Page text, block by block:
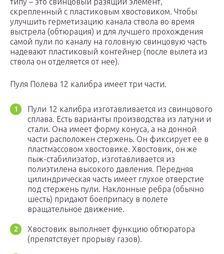
скрепленный с пластиковым хвостовиком. Чтобы
улучшить герметизацию канала ствола во время
выстрела (обтюрация) и для лучшего прохождения
самой пули по каналу на головную свинцовую часть
надевают пластиковый контейнер (после вылета из
ствола он отделяется от нее).
Пуля Полева 12 калибра имеет три части.
Пули 12 калибра изготавливается из свинцового
сплава. Есть варианты производства из латуни и
стали. Она имеет форму конуса, а на донной
части расположен стержень. Он фиксирует ее в
пластмассовом хвостовике. Хвостовик, он же
пыж-стабилизатор, изготавливается из
полиэтилена высокого давления. Передняя
цилиндрическая часть имеет глухое отверстие
под стержень пули. Наклонные ребра (обычно
шесть) придают боеприпасу в полете
вращательное движение.
Хвостовик выполняет функцию обтюратора
(препятствует прорыву газов).